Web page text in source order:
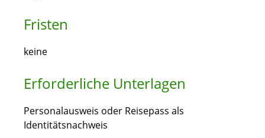
Fristen
keine
Erforderliche Unterlagen
Personalausweis oder Reisepass als
Identitätsnachweis